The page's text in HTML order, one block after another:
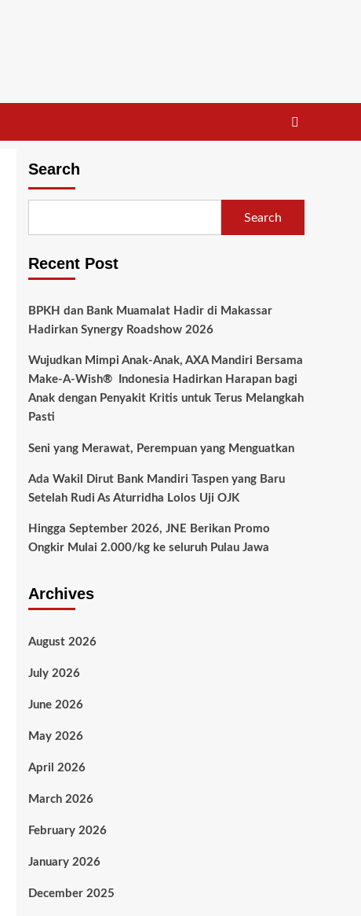
Search
Search
Recent Post
BPKH dan Bank Muamalat Hadir di Makassar
Hadirkan Synergy Roadshow 2026
Wujudkan Mimpi Anak-Anak, AXA Mandiri Bersama
Make-A-Wish® Indonesia Hadirkan Harapan bagi
Anak dengan Penyakit Kritis untuk Terus Melangkah
Pasti
Seni yang Merawat, Perempuan yang Menguatkan
Ada Wakil Dirut Bank Mandiri Taspen yang Baru
Setelah Rudi As Aturridha Lolos Uji OJK
Hingga September 2026, JNE Berikan Promo
Ongkir Mulai 2.000/kg ke seluruh Pulau Jawa
Archives
August 2026
July 2026
June 2026
May 2026
April 2026
March 2026
February 2026
January 2026
December 2025